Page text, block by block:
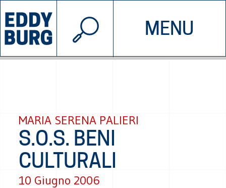
MENU
INIZIATIVE CHI SIAMO
© 2026 EDDYBURG
MARIA SERENA PALIERI
S.O.S. BENI
CULTURALI
10 Giugno 2006